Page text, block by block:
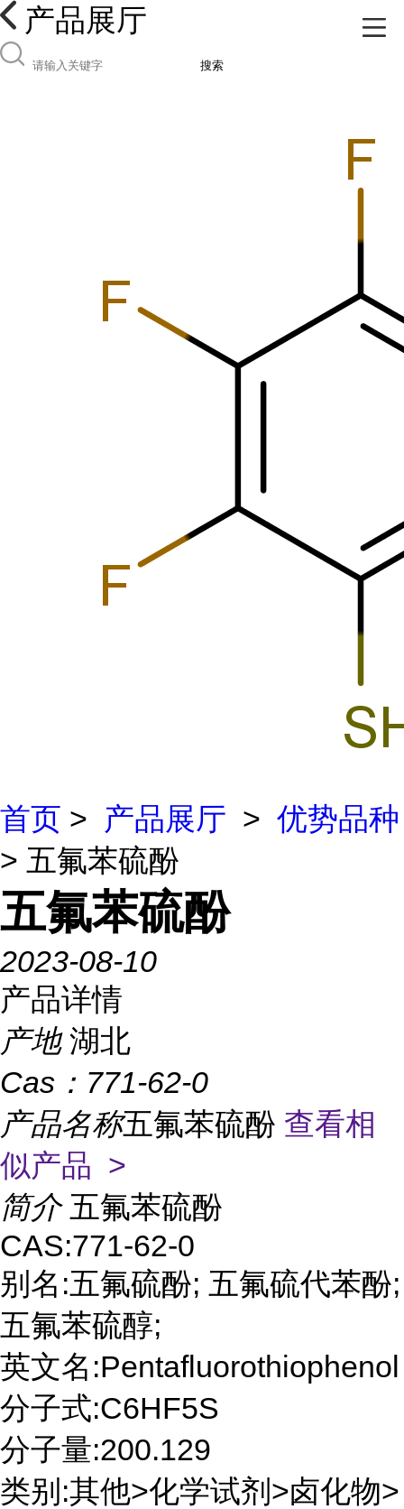
产品展厅
搜索
首页 > 产品展厅 > 优势品种
> 五氟苯硫酚
五氟苯硫酚
2023-08-10
产品详情
产地 湖北
Cas： 771-62-0
产品名称五氟苯硫酚 查看相
似产品 >
简介 五氟苯硫酚
CAS:771-62-0
别名:五氟硫酚; 五氟硫代苯酚;
五氟苯硫醇;
英文名:Pentafluorothiophenol
分子式:C6HF5S
分子量:200.129
类别:其他>化学试剂>卤化物>